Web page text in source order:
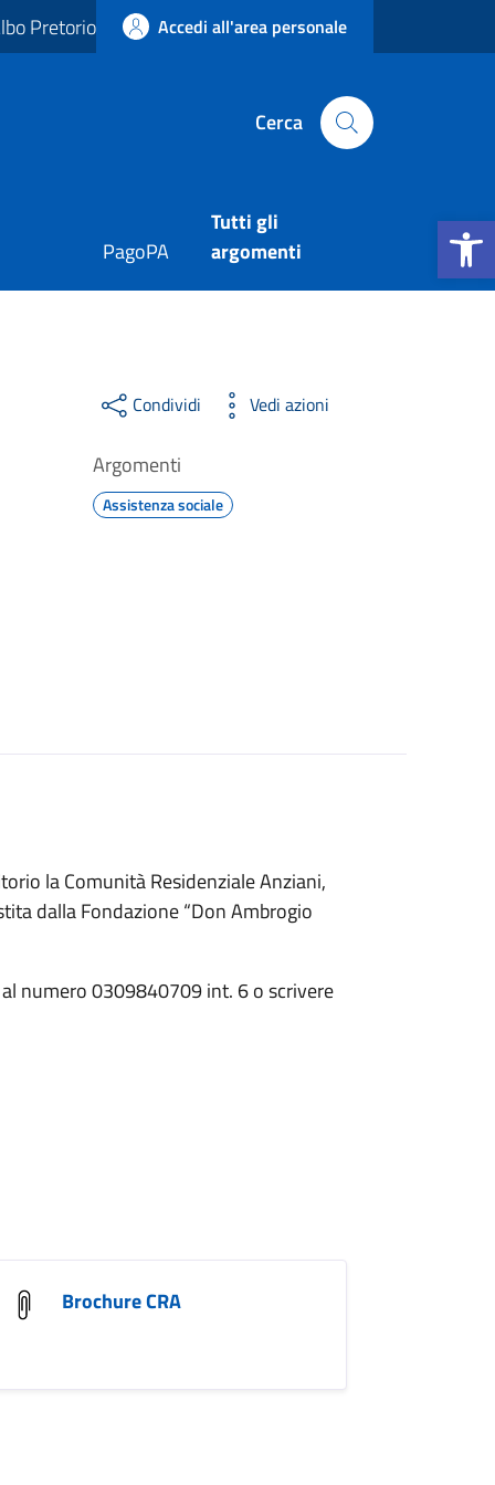
Apri la
Pretorio Accedi all'area personale
Cerca
PagoPA
Tutti gli
argomenti
Condividi Vedi azioni
Argomenti
Assistenza sociale
la Comunità Residenziale Anziani,
dalla Fondazione “Don Ambrogio
numero 0309840709 int. 6 o scrivere
Brochure CRA